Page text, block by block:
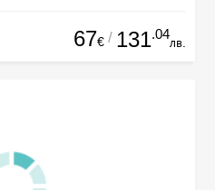
67€ / 131.04
лв.